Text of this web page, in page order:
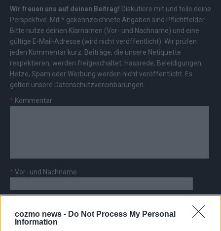
cozmo news - Do Not Process My Personal
Information
Wir freuen uns auf deinen Beitrag! Diskutiere mit und teile deine
Perspektive. Mit * gekennzeichnete Angaben sind Pflichtfelder.
Bitte nutze deinen Klarnamen (Vor- und Nachname) und eine
gültige E-Mail-Adresse (wird nicht veröffentlicht). Wir prüfen
jeden Kommentar kurz. Beiträge, die unsere Netiquette
respektieren, werden freigeschaltet; Hassrede, Beleidigungen,
Hetze, Spam oder Werbung werden nicht veröffentlicht. Es
gelten unsere Datenschutzvereinbarungen
* Kommentar
* Vor- und Nachname